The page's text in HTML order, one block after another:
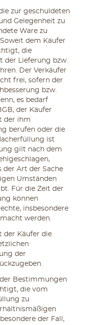
zur geschuldeten
Gelegenheit zu
Ware zu
dem Käufer
die
der Lieferung bzw.
Der Verkäufer
frei, sofern der
bzw.
es bedarf
der Käufer
der ihm
berufen oder die
ist
gilt nach dem
der Art der Sache
Umständen
Für die Zeit der
können
insbesondere
werden.
der Käufer die
der
Bestimmungen
die vom
zu
der Fall,